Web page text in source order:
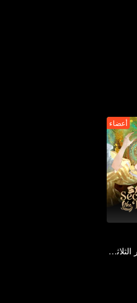
أعضاء
يبدأ لغز الأنهار الثلاثة، سرّ التناسخ الذي يجب كشفه.